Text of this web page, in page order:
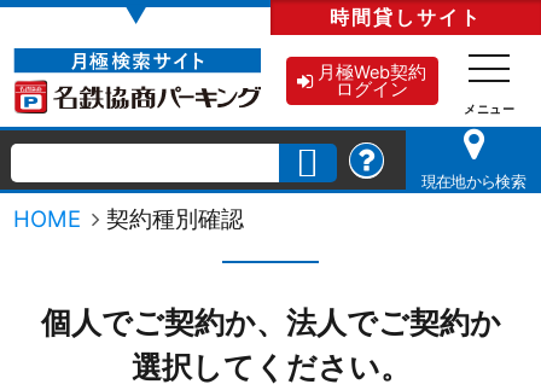
▼ 時間貸しサイト
月極Web契約
ログイン
現在地から検索
HOME 契約種別確認
個人でご契約か、法人でご契約か
選択してください。